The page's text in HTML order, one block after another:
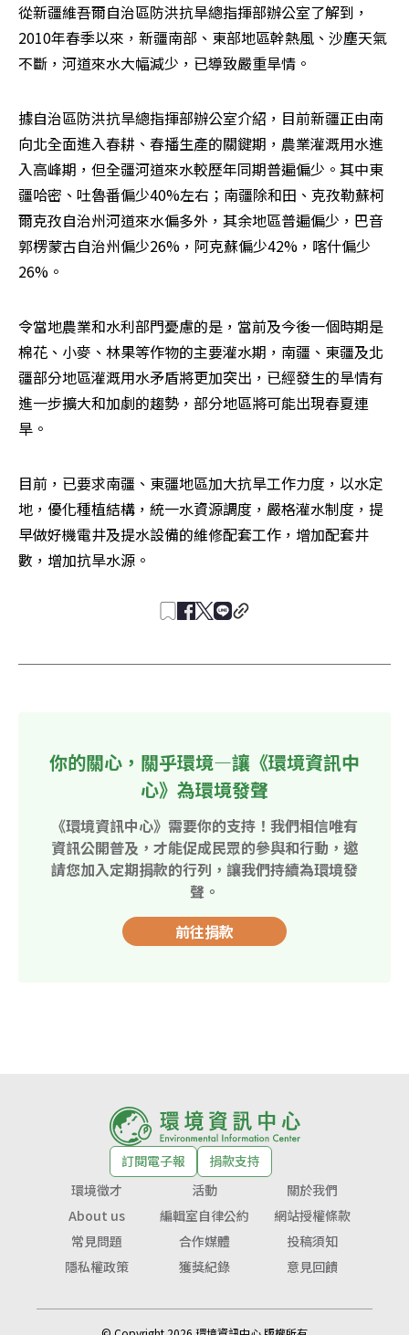
從新疆維吾爾自治區防洪抗旱總指揮部辦公室了解到，
2010年春季以來，新疆南部、東部地區幹熱風、沙塵天氣
不斷，河道來水大幅減少，已導致嚴重旱情。
據自治區防洪抗旱總指揮部辦公室介紹，目前新疆正由南
向北全面進入春耕、春播生產的關鍵期，農業灌溉用水進
入高峰期，但全疆河道來水較歷年同期普遍偏少。其中東
疆哈密、吐魯番偏少40%左右；南疆除和田、克孜勒蘇柯
爾克孜自治州河道來水偏多外，其余地區普遍偏少，巴音
郭楞蒙古自治州偏少26%，阿克蘇偏少42%，喀什偏少
26%。
令當地農業和水利部門憂慮的是，當前及今後一個時期是
棉花、小麥、林果等作物的主要灌水期，南疆、東疆及北
疆部分地區灌溉用水矛盾將更加突出，已經發生的旱情有
進一步擴大和加劇的趨勢，部分地區將可能出現春夏連
旱。
目前，已要求南疆、東疆地區加大抗旱工作力度，以水定
地，優化種植結構，統一水資源調度，嚴格灌水制度，提
早做好機電井及提水設備的維修配套工作，增加配套井
數，增加抗旱水源。
你的關心，關乎環境—讓《環境資訊中
心》為環境發聲
《環境資訊中心》需要你的支持！我們相信唯有
資訊公開普及，才能促成民眾的參與和行動，邀
請您加入定期捐款的行列，讓我們持續為環境發
聲。
前往捐款
訂閱電子報
捐款支持
環境徵才
活動
關於我們
About us
編輯室自律公約
網站授權條款
常見問題
合作媒體
投稿須知
隱私權政策
獲獎紀錄 意見回饋